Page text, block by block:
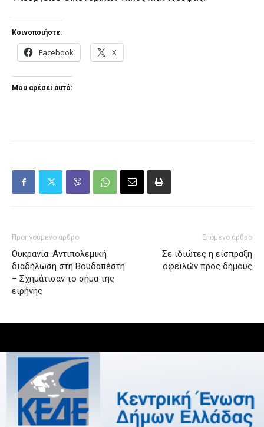
Κοινοποιήστε:
Facebook X
Μου αρέσει αυτό:
Προηγούμενο άρθρο
Ουκρανία: Αντιπολεμική
διαδήλωση στη Βουδαπέστη
– Σχημάτισαν το σήμα της
ειρήνης
Επόμενο άρθρο
Σε ιδιώτες η είσπραξη
οφειλών προς δήμους